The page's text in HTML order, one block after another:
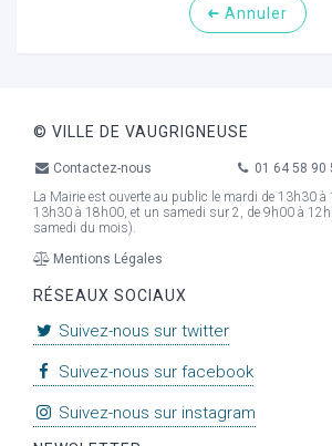
Annuler
© VILLE DE VAUGRIGNEUSE
Contactez-nous
01 64 58 90
La Mairie est ouverte au public le mardi de 13h30 à
13h30 à 18h00, et un samedi sur 2, de 9h00 à
samedi du mois).
Mentions Légales
RÉSEAUX SOCIAUX
Suivez-nous sur twitter
Suivez-nous sur facebook
Suivez-nous sur instagram